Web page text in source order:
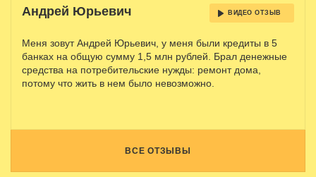
Андрей Юрьевич ВИДЕО ОТЗЫВ
Меня зовут Андрей Юрьевич, у меня были кредиты в 5
банках на общую сумму 1,5 млн рублей. Брал денежные
средства на потребительские нужды: ремонт дома,
потому что жить в нем было невозможно.
ВСЕ ОТЗЫВЫ